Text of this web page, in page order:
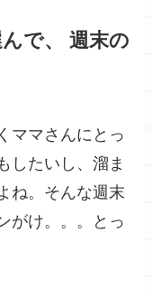
で、 週末の
ママさんにとっ
したいし、溜ま
ね。そんな週末
がけ。。。とっ